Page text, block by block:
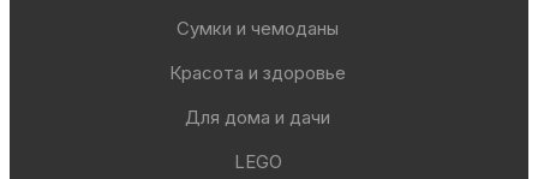
Сумки и чемоданы
Красота и здоровье
Для дома и дачи
LEGO